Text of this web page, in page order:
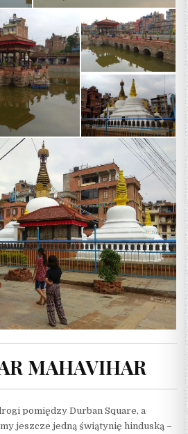
MAHAVIHAR
pomiędzy Durban Square, a
jeszcze jedną świątynię hinduską –